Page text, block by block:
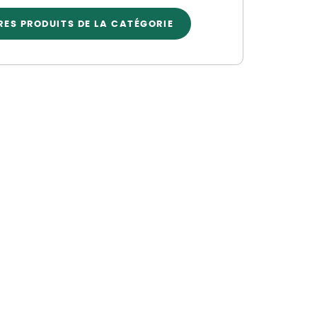
Découvrez nos marques
Nos marques de la nature
PRODUITS DE LA CATÉGORIE